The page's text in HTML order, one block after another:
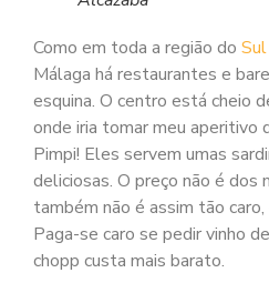
Como em toda a região do
Málaga há restaurantes e
esquina. O centro está cheio
onde iria tomar meu aperitivo
Pimpi! Eles servem umas
deliciosas. O preço não é dos
também não é assim tão
Paga-se caro se pedir vinho
chopp custa mais barato.